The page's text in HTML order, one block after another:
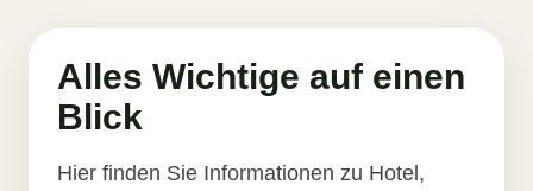
Alles Wichtige auf einen
Blick
Hier finden Sie Informationen zu Hotel,